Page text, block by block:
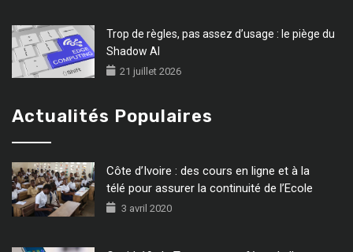
Trop de règles, pas assez d’usage : le piège du
Shadow AI
21 juillet 2026
Actualités Populaires
Côte d’Ivoire : des cours en ligne et à la
télé pour assurer la continuité de l’Ecole
3 avril 2020